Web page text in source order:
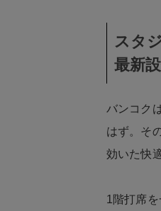
スタ
最新
バンコク
はず。そ
効いた快
1階打席